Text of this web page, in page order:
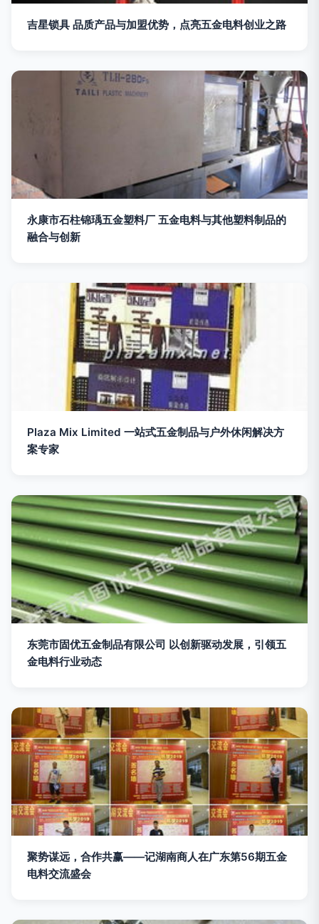
吉星锁具 品质产品与加盟优势，点亮五金电料创业之路
永康市石柱锦瑀五金塑料厂 五金电料与其他塑料制品的
融合与创新
Plaza Mix Limited 一站式五金制品与户外休闲解决方
案专家
东莞市固优五金制品有限公司 以创新驱动发展，引领五
金电料行业动态
聚势谋远，合作共赢——记湖南商人在广东第56期五金
电料交流盛会